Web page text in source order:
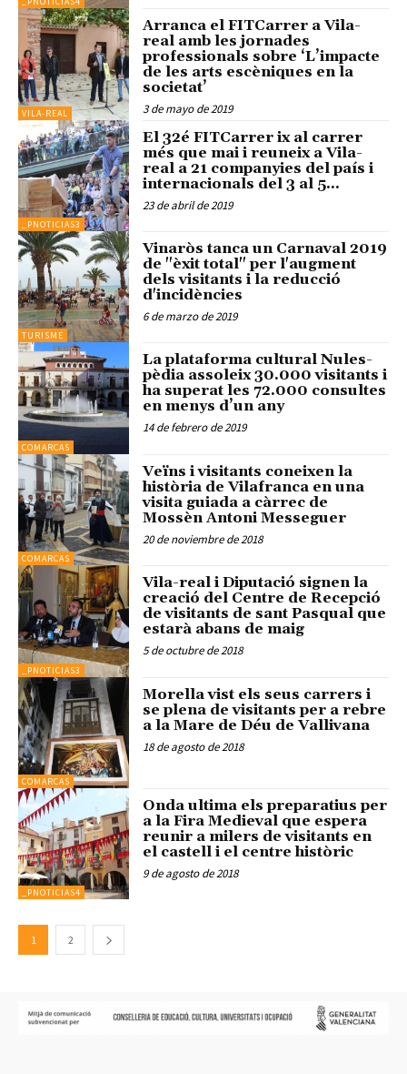
VILA-REAL
Arranca el FITCarrer a Vila-
real amb les jornades
professionals sobre ‘L’impacte
de les arts escèniques en la
societat’
3 de mayo de 2019
_PNOTICIAS3
El 32é FITCarrer ix al carrer
més que mai i reuneix a Vila-
real a 21 companyies del país i
internacionals del 3 al 5...
23 de abril de 2019
TURISME
Vinaròs tanca un Carnaval 2019
de "èxit total" per l'augment
dels visitants i la reducció
d'incidències
6 de marzo de 2019
COMARCAS
La plataforma cultural Nules-
pèdia assoleix 30.000 visitants i
ha superat les 72.000 consultes
en menys d’un any
14 de febrero de 2019
COMARCAS
Veïns i visitants coneixen la
història de Vilafranca en una
visita guiada a càrrec de
Mossèn Antoni Messeguer
20 de noviembre de 2018
_PNOTICIAS3
Vila-real i Diputació signen la
creació del Centre de Recepció
de visitants de sant Pasqual que
estarà abans de maig
5 de octubre de 2018
COMARCAS
Morella vist els seus carrers i
se plena de visitants per a rebre
a la Mare de Déu de Vallivana
18 de agosto de 2018
_PNOTICIAS4
Onda ultima els preparatius per
a la Fira Medieval que espera
reunir a milers de visitants en
el castell i el centre històric
9 de agosto de 2018
1 2